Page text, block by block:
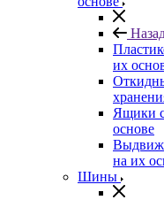
их
Ящики
основе
на их
Шины